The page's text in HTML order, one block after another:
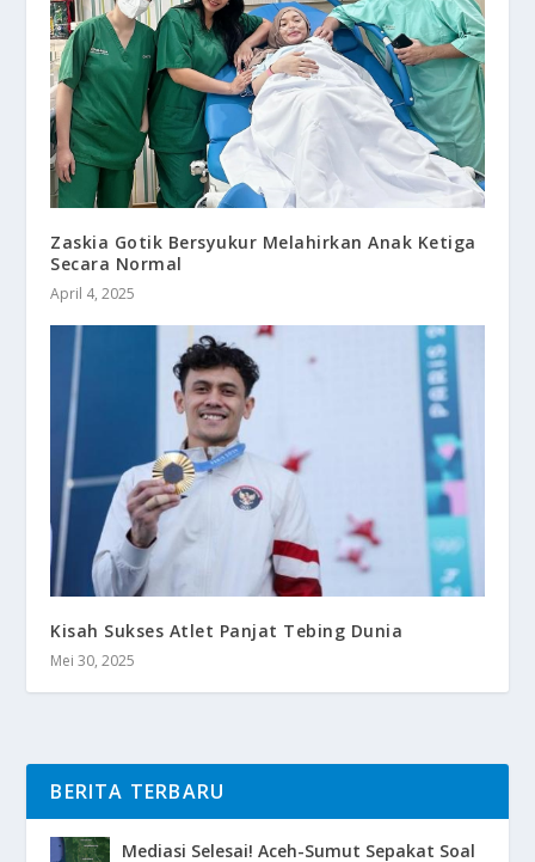
Zaskia Gotik Bersyukur Melahirkan Anak Ketiga
Secara Normal
April 4, 2025
Kisah Sukses Atlet Panjat Tebing Dunia
Mei 30, 2025
BERITA TERBARU
Mediasi Selesai! Aceh-Sumut Sepakat Soal